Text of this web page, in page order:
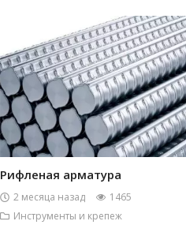
Рифленая арматура
2 месяца назад
1465
Инструменты и крепеж